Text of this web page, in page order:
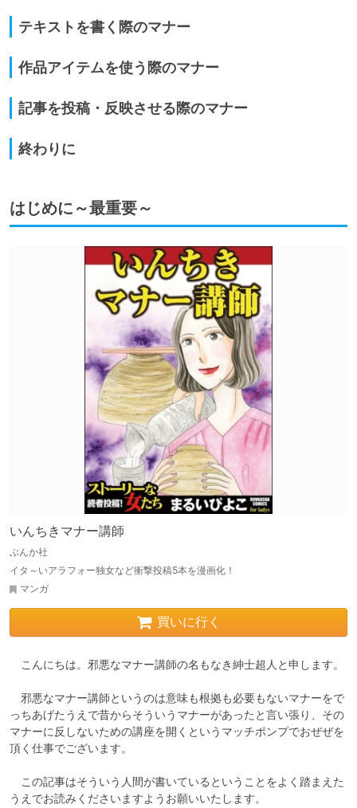
テキストを書く際のマナー
作品アイテムを使う際のマナー
記事を投稿・反映させる際のマナー
終わりに
はじめに～最重要～
いんちきマナー講師
ぶんか社
イタ～いアラフォー独女など衝撃投稿5本を漫画化！
マンガ
買いに行く
こんにちは。邪悪なマナー講師の名もなき紳士超人と申します。
邪悪なマナー講師というのは意味も根拠も必要もないマナーをで
っちあげたうえで昔からそういうマナーがあったと言い張り、その
マナーに反しないための講座を開くというマッチポンプでおぜぜを
頂く仕事でございます。
この記事はそういう人間が書いているということをよく踏まえた
うえでお読みくださいますようお願いいたします。